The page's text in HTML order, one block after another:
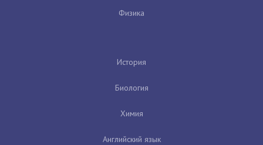
Физика
История
Биология
Химия
Английский язык